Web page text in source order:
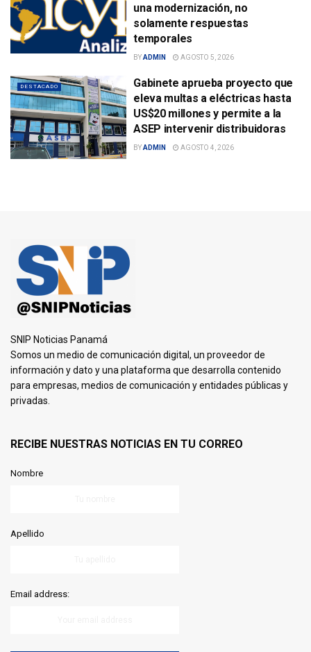
una modernización, no
solamente respuestas
temporales
BYADMIN AGOSTO 5, 2026
DESTACADO
Gabinete aprueba proyecto que
eleva multas a eléctricas hasta
US$20 millones y permite a la
ASEP intervenir distribuidoras
BYADMIN AGOSTO 4, 2026
SNIP Noticias Panamá
Somos un medio de comunicación digital, un proveedor de
información y dato y una plataforma que desarrolla contenido
para empresas, medios de comunicación y entidades públicas y
privadas.
RECIBE NUESTRAS NOTICIAS EN TU CORREO
Nombre
Apellido
Email address: